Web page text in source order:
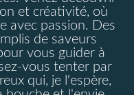
et créativité, où
avec passion. Des
de saveurs
vous guider à
vous tenter par
qui, je l'espère,